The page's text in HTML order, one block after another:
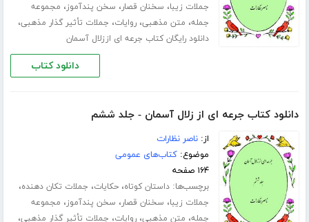
جملات زیبا، سخنان قصار، سخن پندآموز، مجموعه
جمله، متن مذهبی،روایات، جملات تأثیر گذار مذهبی،
دانلود رایگان کتاب جرعه ای اززلال آسمان
دانلود کتاب
دانلود کتاب جرعه ای از زلال آسمان - جلد ششم
از:ناصر نظارات
موضوع:کتاب‌های عمومی
۱۶۴ صفحه
برچسب‌ها:داستان کوتاه،حکایات، جملات تکان دهنده،
جملات زیبا، سخنان قصار، سخن پندآموز، مجموعه
جمله، متن مذهبی،روایات، جملات تأثیر گذار مذهبی،